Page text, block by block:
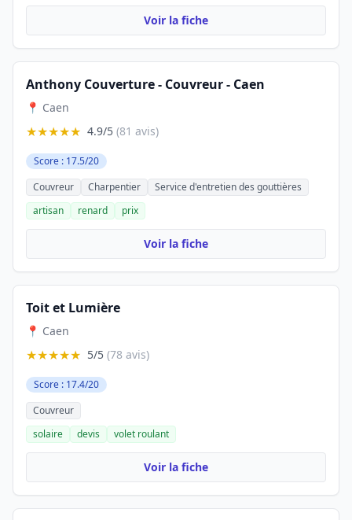
Voir la fiche
Anthony Couverture - Couvreur - Caen
📍 Caen
★★★★★ 4.9/5 (81 avis)
Score : 17.5/20
Couvreur
Charpentier
Service d'entretien des gouttières
artisan
renard prix
Voir la fiche
Toit et Lumière
📍 Caen
★★★★★ 5/5 (78 avis)
Score : 17.4/20
Couvreur
solaire
devis volet roulant
Voir la fiche